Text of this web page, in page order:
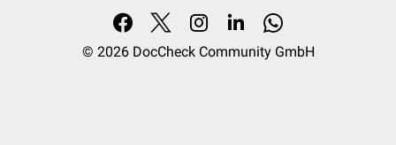
© 2026 DocCheck Community GmbH